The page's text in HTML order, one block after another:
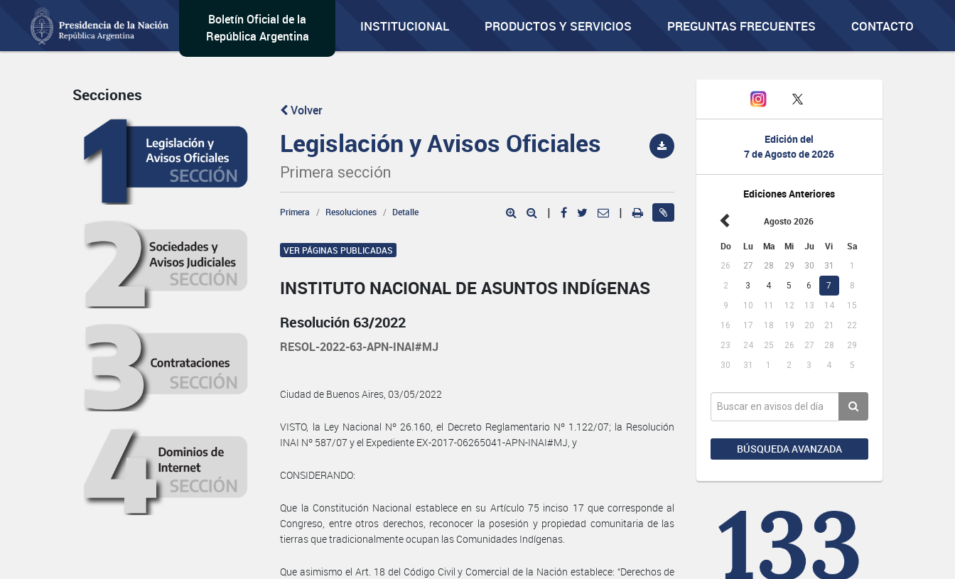
Boletín Oficial de la
República Argentina
INSTITUCIONAL PRODUCTOS Y SERVICIOS PREGUNTAS FRECUENTES CONTACTO
Edición del
7 de Agosto de 2026
Ediciones Anteriores
Agosto 2026
Do Lu Ma Mi Ju Vi Sa
26 27 28 29 30 31
1
2
3 4 5 6 7
8
9
10 11 12 13 14
15
16
17 18 19 20 21
22
23
24 25 26 27 28
29
30
31 1 2 3 4 5
BÚSQUEDA AVANZADA
Secciones
Volver
Legislación y Avisos Oficiales
Primera sección
Primera Resoluciones Detalle | |
VER PÁGINAS PUBLICADAS
INSTITUTO NACIONAL DE ASUNTOS INDÍGENAS
Resolución 63/2022
RESOL-2022-63-APN-INAI#MJ
Ciudad de Buenos Aires, 03/05/2022
VISTO, la Ley Nacional Nº 26.160, el Decreto Reglamentario Nº 1.122/07; la Resolución
INAI Nº 587/07 y el Expediente EX-2017-06265041-APN-INAI#MJ, y
CONSIDERANDO:
Que la Constitución Nacional establece en su Artículo 75 inciso 17 que corresponde al
Congreso, entre otros derechos, reconocer la posesión y propiedad comunitaria de las
tierras que tradicionalmente ocupan las Comunidades Indígenas.
Que asimismo el Art. 18 del Código Civil y Comercial de la Nación establece: “Derechos de